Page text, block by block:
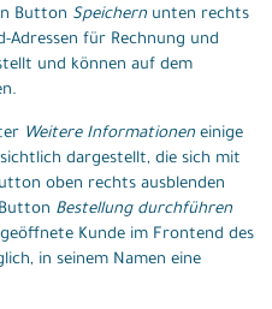
Button Speichern unten rechts
Adressen für Rechnung und
und können auf dem
Weitere Informationen einige
dargestellt, die sich mit
oben rechts ausblenden
Bestellung durchführen
Kunde im Frontend des
in seinem Namen eine